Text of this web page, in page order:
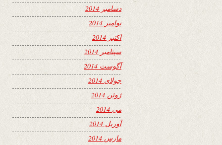
دسامبر 2014
نوامبر 2014
اکتبر 2014
سپتامبر 2014
آگوست 2014
جولای 2014
ژوئن 2014
می 2014
آوریل 2014
مارس 2014